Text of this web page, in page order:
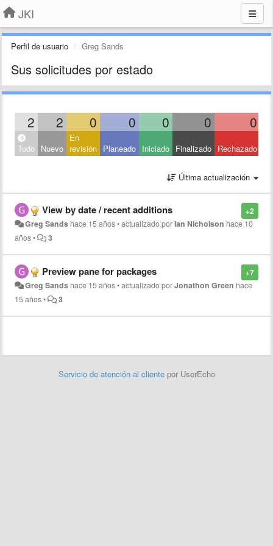
JKI
Perfil de usuario Greg Sands
Sus solicitudes por estado
2 2 0 0 0 0 0
Todo Nuevo
En
revisión Planeado Iniciado Finalizado Rechazado
Última actualización
+2
View by date / recent additions
Greg Sands hace 15 años•actualizado porIan Nicholson hace 10
años• 3
+7
Preview pane for packages
Greg Sands hace 15 años•actualizado porJonathon Green hace
15 años• 3
Servicio de atención al cliente por UserEcho